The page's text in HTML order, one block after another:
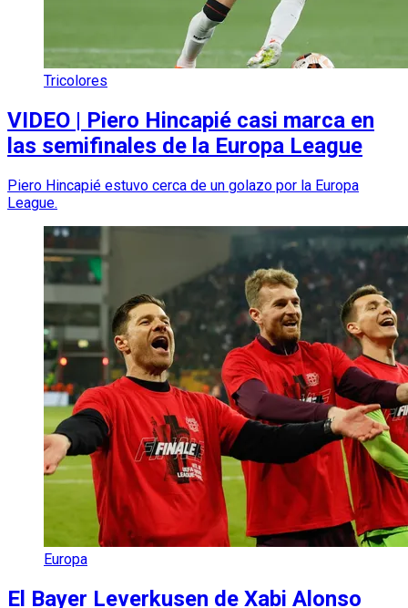
Tricolores
VIDEO | Piero Hincapié casi marca en
las semifinales de la Europa League
Piero Hincapié estuvo cerca de un golazo por la Europa
League.
Europa
El Bayer Leverkusen de Xabi Alonso